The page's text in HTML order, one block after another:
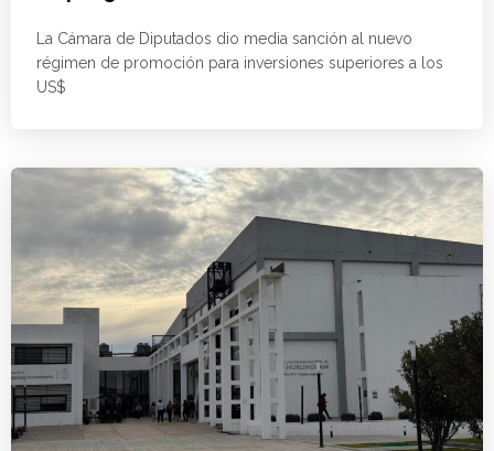
La Cámara de Diputados dio media sanción al nuevo
régimen de promoción para inversiones superiores a los
US$